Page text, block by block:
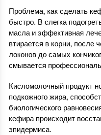
Проблема, как сделать
быстро. В слегка
масла и эффективная
втирается в корни, после
локонов до самых
смывается
Кисломолочный продукт
подкожного жира,
биологического
кефира происходит
эпидермиса.